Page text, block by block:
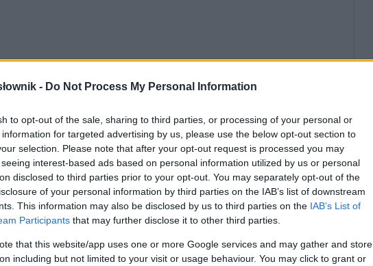
- Do Not Process My Personal Information
to opt-out of the sale, sharing to third parties, or processing of your personal or
for targeted advertising by us, please use the below opt-out section to
selection. Please note that after your opt-out request is processed you may
interest-based ads based on personal information utilized by us or personal
disclosed to third parties prior to your opt-out. You may separately opt-out of the
of your personal information by third parties on the IAB’s list of downstream
This information may also be disclosed by us to third parties on the IAB’s List of
Participants that may further disclose it to other third parties.
that this website/app uses one or more Google services and may gather and store
including but not limited to your visit or usage behaviour. You may click to grant or
Janem Chryzostomem; Janie Chryzostomie; Janowi